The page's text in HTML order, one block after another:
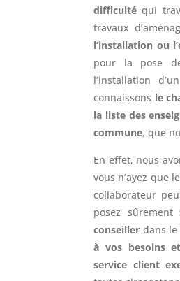
difficulté qui
travaux
l’installation ou
pour la pose
l’installation
connaissons le
la liste des
commune, que
En effet, nous
vous n’ayez que le
collaborateur
posez
conseiller dans
à vos besoins
service client